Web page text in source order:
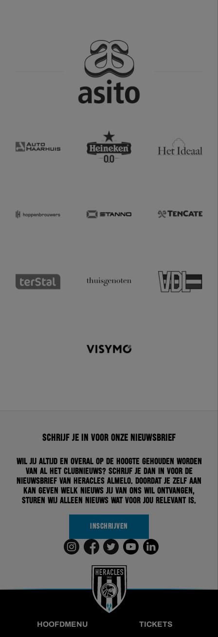
Schrijf je in voor onze nieuwsbrief
Wil jij altijd en overal op de hoogte gehouden worden
van al het clubnieuws? Schrijf je dan in voor de
nieuwsbrief van Heracles Almelo. Doordat je zelf aan
kan geven welk nieuws jij van ons wil ontvangen,
sturen wij alleen nieuws wat voor jou relevant is.
INSCHRIJVEN
HOOFDMENU TICKETS